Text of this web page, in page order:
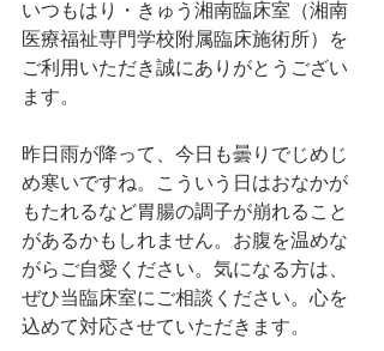
いつもはり・きゅう湘南臨床室（湘南
医療福祉専門学校附属臨床施術所）を
ご利用いただき誠にありがとうござい
ます。
昨日雨が降って、今日も曇りでじめじ
め寒いですね。こういう日はおなかが
もたれるなど胃腸の調子が崩れること
があるかもしれません。お腹を温めな
がらご自愛ください。気になる方は、
ぜひ当臨床室にご相談ください。心を
込めて対応させていただきます。